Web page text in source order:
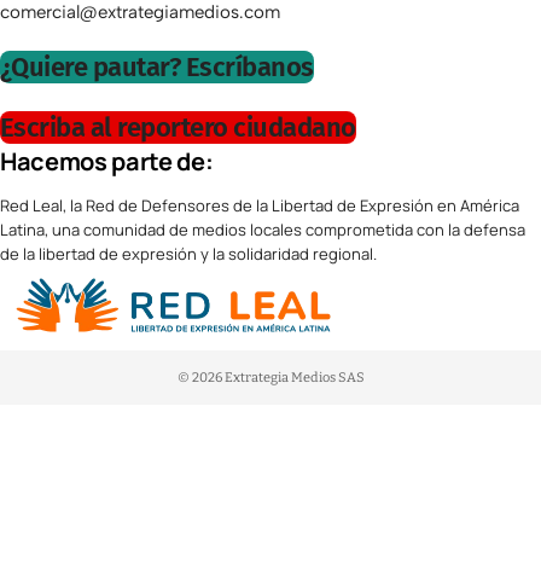
comercial@extrategiamedios.com
¿Quiere pautar? Escríbanos
Escriba al reportero ciudadano
Hacemos parte de:
Red Leal, la Red de Defensores de la Libertad de Expresión en América
Latina, una comunidad de medios locales comprometida con la defensa
de la libertad de expresión y la solidaridad regional.
© 2026 Extrategia Medios SAS